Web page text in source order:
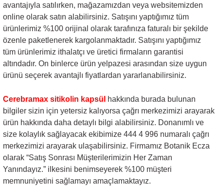
avantajıyla satılırken, mağazamızdan veya websitemizden
online olarak satın alabilirsiniz. Satışını yaptığımız tüm
ürünlerimiz %100 orijinal olarak tarafınıza faturalı bir şekilde
özenle paketlenerek kargolanmaktadır. Satışını yaptığımız
tüm ürünlerimiz ithalatçı ve üretici firmaların garantisi
altındadır. On binlerce ürün yelpazesi arasından size uygun
ürünü seçerek avantajlı fiyatlardan yararlanabilirsiniz.
Cerebramax sitikolin kapsül
hakkında burada bulunan
bilgiler sizin için yetersiz kalıyorsa çağrı merkezimizi arayarak
ürün hakkında daha detaylı bilgi alabilirsiniz. Donanımlı ve
size kolaylık sağlayacak ekibimize 444 4 996 numaralı çağrı
merkezimizi arayarak ulaşabilirsiniz. Firmamız Botanik Ecza
olarak “Satış Sonrası Müşterilerimizin Her Zaman
Yanındayız.” ilkesini benimseyerek %100 müşteri
memnuniyetini sağlamayı amaçlamaktayız.